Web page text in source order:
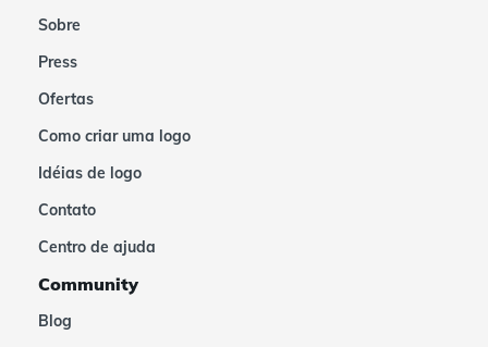
Sobre
Press
Ofertas
Como criar uma logo
Idéias de logo
Contato
Centro de ajuda
Community
Blog